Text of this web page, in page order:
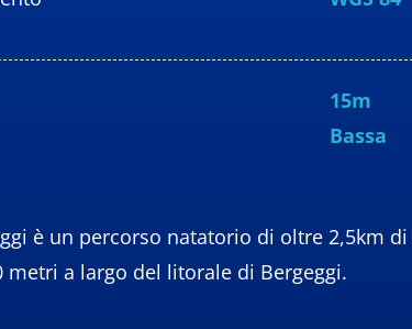
15m
Bassa
è un percorso natatorio di oltre 2,5km
metri a largo del litorale di Bergeggi.